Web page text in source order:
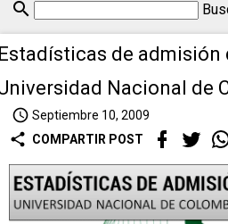
search
de admisión
Nacional de
access_time Septiembre 10, 2009
share COMPARTIR POST